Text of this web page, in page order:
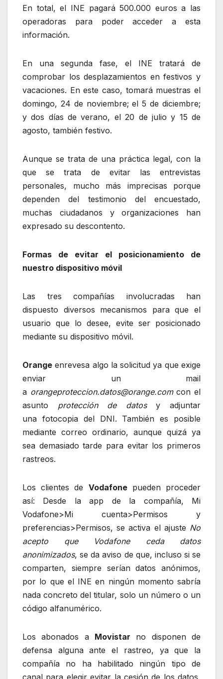
En total, el INE pagará 500.000 euros a las
operadoras para poder acceder a esta
información.
En una segunda fase, el INE tratará de
comprobar los desplazamientos en festivos y
vacaciones. En este caso, tomará muestras el
domingo, 24 de noviembre; el 5 de diciembre;
y dos días de verano, el 20 de julio y 15 de
agosto, también festivo.
Aunque se trata de una práctica legal, con la
que se trata de evitar las entrevistas
personales, mucho más imprecisas porque
dependen del testimonio del encuestado,
muchas ciudadanos y organizaciones han
expresado su descontento.
Formas de evitar el posicionamiento de
nuestro dispositivo móvil
Las tres compañías involucradas han
dispuesto diversos mecanismos para que el
usuario que lo desee, evite ser posicionado
mediante su dispositivo móvil.
Orange enrevesa algo la solicitud ya que exige
enviar un mail
a orangeproteccion.datos@orange.comcon el
asunto protección de datosy adjuntar
una fotocopia del DNI. También es posible
mediante correo ordinario, aunque quizá ya
sea demasiado tarde para evitar los primeros
rastreos.
Los clientes de Vodafonepueden proceder
así: Desde la app de la compañía, Mi
Vodafone>Mi cuenta>Permisos y
preferencias>Permisos, se activa el ajuste No
acepto que Vodafone ceda datos
anonimizados, se da aviso de que, incluso si se
comparten, siempre serían datos anónimos,
por lo que el INE en ningún momento sabría
nada concreto del titular, solo un número o un
código alfanumérico.
Los abonados a Movistar no disponen de
defensa alguna ante el rastreo, ya que la
compañía no ha habilitado ningún tipo de
canal para elegir evitar la cesión de los datos,